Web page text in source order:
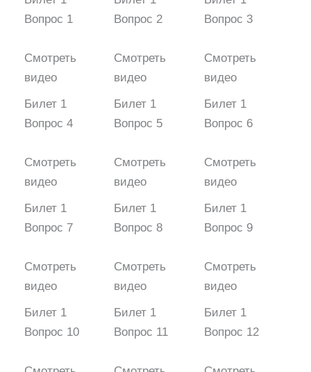
Вопрос 1
Смотреть
видео
Вопрос 2
Смотреть
видео
Вопрос 3
Смотреть
видео
Билет 1
Вопрос 4
Смотреть
видео
Билет 1
Вопрос 5
Смотреть
видео
Билет 1
Вопрос 6
Смотреть
видео
Билет 1
Вопрос 7
Смотреть
видео
Билет 1
Вопрос 8
Смотреть
видео
Билет 1
Вопрос 9
Смотреть
видео
Билет 1
Вопрос 10
Билет 1
Вопрос 11
Билет 1
Вопрос 12